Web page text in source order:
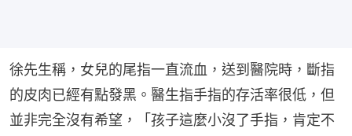
徐先生稱，女兒的尾指一直流血，送到醫院時，斷指
的皮肉已經有點發黑。醫生指手指的存活率很低，但
並非完全沒有希望，「孩子這麼小沒了手指，肯定不